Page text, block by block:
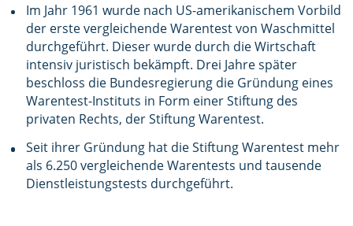
Im Jahr 1961 wurde nach US-amerikanischem Vorbild
der erste vergleichende Warentest von Waschmittel
durchgeführt. Dieser wurde durch die Wirtschaft
intensiv juristisch bekämpft. Drei Jahre später
beschloss die Bundesregierung die Gründung eines
Warentest-Instituts in Form einer Stiftung des
privaten Rechts, der Stiftung Warentest.
Seit ihrer Gründung hat die Stiftung Warentest mehr
als 6.250 vergleichende Warentests und tausende
Dienst­leistungs­tests durch­geführt.